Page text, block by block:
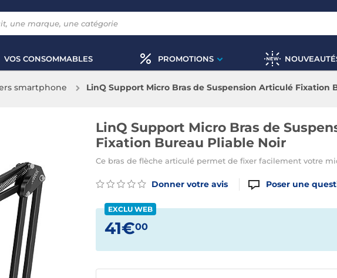
VOS CONSOMMABLES PROMOTIONS
smartphone LinQ Support Micro Bras de Suspension Articulé Fixation
LinQ Support Micro Bras de
Fixation Bureau Pliable Noir
Ce bras de flèche articulé permet de fixer facilement votre
Donner votre avis Poser une
EXCLU WEB
41€00